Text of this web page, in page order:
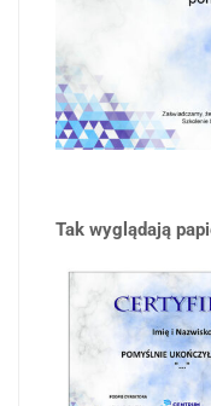
Tak wyglądają